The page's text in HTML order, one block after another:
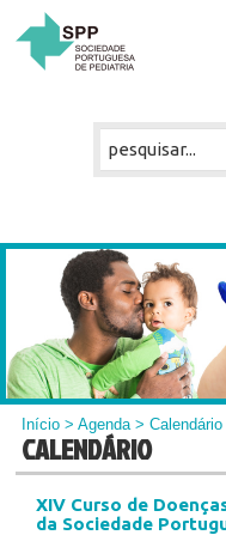
Início >Agenda> Calendário
CALENDÁRIO
XIV Curso de
da Sociedade